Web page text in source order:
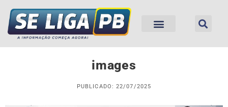
images
PUBLICADO: 22/07/2025